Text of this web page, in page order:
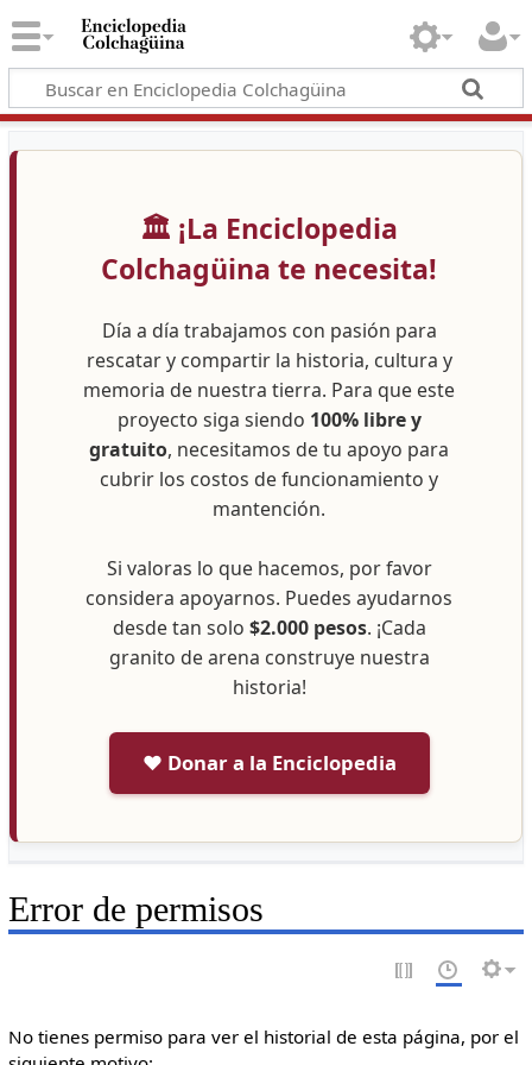
🏛️ ¡La Enciclopedia
Colchagüina te necesita!
Día a día trabajamos con pasión para
rescatar y compartir la historia, cultura y
memoria de nuestra tierra. Para que este
proyecto siga siendo 100% libre y
gratuito, necesitamos de tu apoyo para
cubrir los costos de funcionamiento y
mantención.
Si valoras lo que hacemos, por favor
considera apoyarnos. Puedes ayudarnos
desde tan solo $2.000 pesos. ¡Cada
granito de arena construye nuestra
historia!
❤️ Donar a la Enciclopedia
Error de permisos
No tienes permiso para ver el historial de esta página, por el